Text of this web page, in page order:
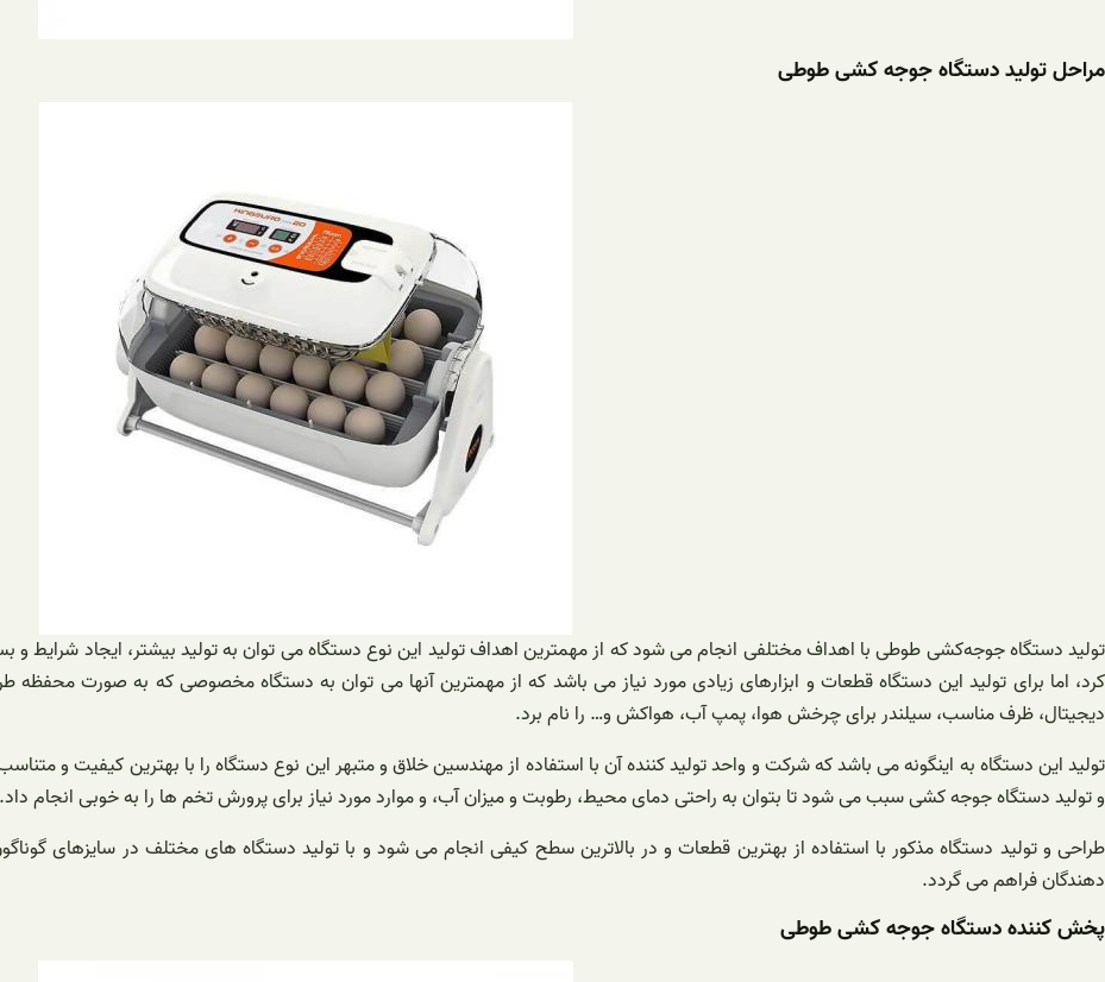
مراحل تولید دستگاه جوجه کشی طوطی
تولید دستگاه جوجه‌کشی طوطی با اهداف مختلفی انجام می‌ شود که از مهمترین اهداف تولید این نوع دستگاه می ‌توان به تولید بیشتر، ایجاد شرایط و
کرد، اما برای تولید این دستگاه قطعات و ابزارهای زیادی مورد نیاز می‌ باشد که از مهمترین آنها می‌ توان به دستگاه مخصوصی که به صورت
دیجیتال، ظرف مناسب، سیلندر برای چرخش هوا، پمپ آب، هواکش و… را نام برد.
تولید این دستگاه به اینگونه می ‌باشد که شرکت و واحد تولید کننده آن با استفاده از مهندسین خلاق و متبهر این نوع دستگاه را با بهترین کیفیت و
و تولید دستگاه جوجه ‌کشی سبب می‌ شود تا بتوان به راحتی دمای محیط، رطوبت و میزان آب، و موارد مورد نیاز برای پرورش تخم ها را به خوبی انجام داد.
طراحی و تولید دستگاه مذکور با استفاده از بهترین قطعات و در بالاترین سطح کیفی انجام می ‌شود و با تولید دستگاه‌ های مختلف در سایز‌های
‌دهندگان فراهم می گردد.
پخش کننده دستگاه جوجه کشی طوطی